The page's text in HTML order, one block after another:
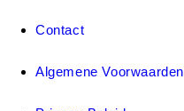
Contact
Algemene Voorwaarden